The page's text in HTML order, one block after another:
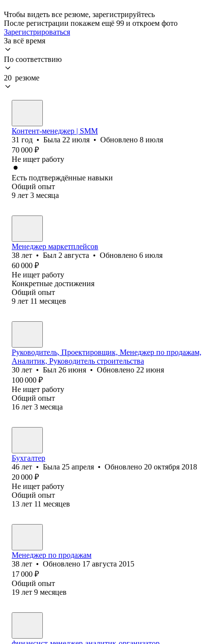
Чтобы видеть все резюме, зарегистрируйтесь
После регистрации покажем ещё 99 и откроем фото
Зарегистрироваться
За всё время
По соответствию
20 резюме
Контент-менеджер | SMM
31 год • Была 22 июля • Обновлено 8 июля
70 000 ₽
Не ищет работу
Есть подтверждённые навыки
Общий опыт
9 лет 3 месяца
Менеджер маркетплейсов
38 лет • Был 2 августа • Обновлено 6 июля
60 000 ₽
Не ищет работу
Конкретные достижения
Общий опыт
9 лет 11 месяцев
Руководитель, Проектировщик, Менеджер по продажам,
Аналитик, Руководитель строительства
30 лет • Был 26 июня • Обновлено 22 июня
100 000 ₽
Не ищет работу
Общий опыт
16 лет 3 месяца
Бухгалтер
46 лет • Была 25 апреля • Обновлено 20 октября 2018
20 000 ₽
Не ищет работу
Общий опыт
13 лет 11 месяцев
Менеджер по продажам
38 лет • Обновлено 17 августа 2015
17 000 ₽
Общий опыт
19 лет 9 месяцев